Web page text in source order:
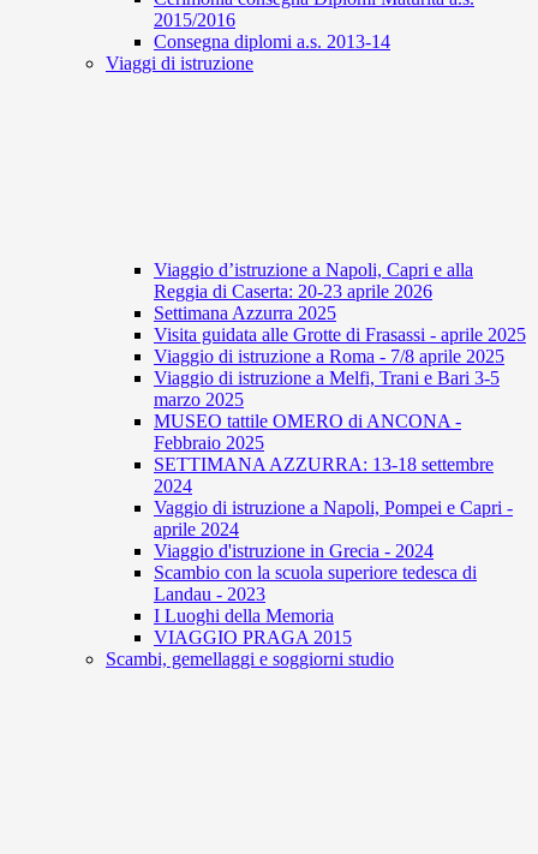
2015/2016
Consegna diplomi a.s. 2013-14
Viaggi di istruzione
Viaggio d’istruzione a Napoli, Capri e alla
Reggia di Caserta: 20-23 aprile 2026
Settimana Azzurra 2025
Visita guidata alle Grotte di Frasassi - aprile 2025
Viaggio di istruzione a Roma - 7/8 aprile 2025
Viaggio di istruzione a Melfi, Trani e Bari 3-5
marzo 2025
MUSEO tattile OMERO di ANCONA -
Febbraio 2025
SETTIMANA AZZURRA: 13-18 settembre
2024
Vaggio di istruzione a Napoli, Pompei e Capri -
aprile 2024
Viaggio d'istruzione in Grecia - 2024
Scambio con la scuola superiore tedesca di
Landau - 2023
I Luoghi della Memoria
VIAGGIO PRAGA 2015
Scambi, gemellaggi e soggiorni studio